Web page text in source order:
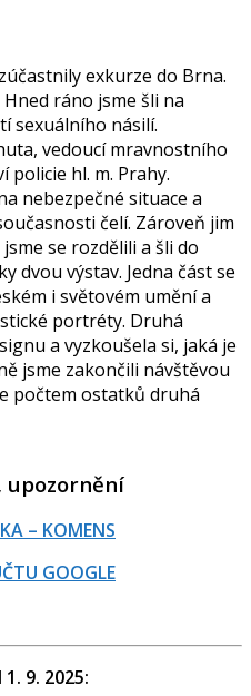
exkurze do Brna.
ráno jsme šli na
sexuálního násilí.
vedoucí mravnostního
hl. m. Prahy.
nebezpečné situace a
čelí. Zároveň jim
se rozdělili a šli do
dvou výstav. Jedna část se
i světovém umění a
portréty. Druhá
a vyzkoušela si, jaká je
jsme zakončili návštěvou
počtem ostatků druhá
– KOMENS
GOOGLE
9. 2025: